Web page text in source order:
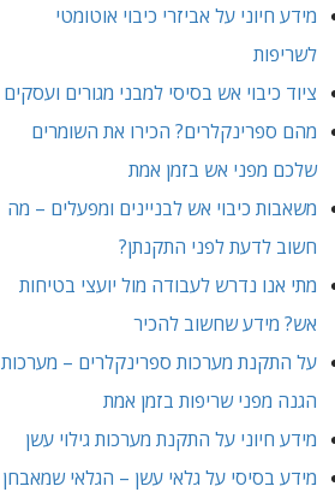
מידע חיוני על אביזרי כיבוי אוטומטי
לשריפות
ציוד כיבוי אש בסיסי למבני מגורים ועסקים
מהם ספרינקלרים? הכירו את השומרים
שלכם מפני אש בזמן אמת
משאבות כיבוי אש לבניינים ומפעלים – מה
חשוב לדעת לפני התקנתן?
מתי אנו נדרש לעבודה מול יועצי בטיחות
אש? מידע שחשוב להכיר
על התקנת מערכות ספרינקלרים – מערכות
הגנה מפני שריפות בזמן אמת
מידע חיוני על התקנת מערכות גילוי עשן
מידע בסיסי על גלאי עשן – הגלאי שמאבחן